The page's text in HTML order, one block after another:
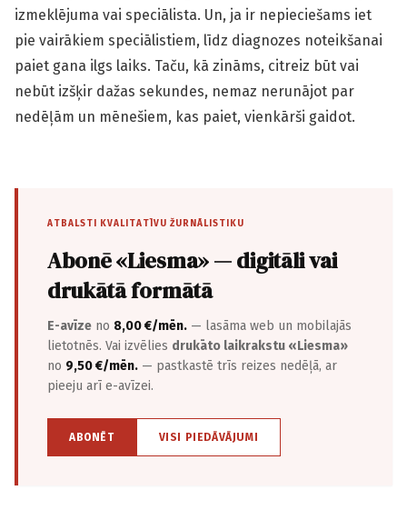
izmeklējuma vai speciālista. Un, ja ir nepieciešams iet
pie vairākiem speciālistiem, līdz diagnozes noteikšanai
paiet gana ilgs laiks. Taču, kā zināms, citreiz būt vai
nebūt izšķir dažas sekundes, nemaz nerunājot par
nedēļām un mēnešiem, kas paiet, vienkārši gaidot.
ATBALSTI KVALITATĪVU ŽURNĀLISTIKU
Abonē «Liesma» — digitāli vai
drukātā formātā
E-avīze no 8,00 €/mēn. — lasāma web un mobilajās
lietotnēs. Vai izvēlies drukāto laikrakstu «Liesma»
no 9,50 €/mēn. — pastkastē trīs reizes nedēļā, ar
pieeju arī e-avīzei.
ABONĒT VISI PIEDĀVĀJUMI